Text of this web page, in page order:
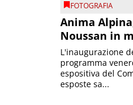
FOTOGRAFIA
Anima
Noussan in
L'inaugurazione
programma
espositiva del
esposte sa...